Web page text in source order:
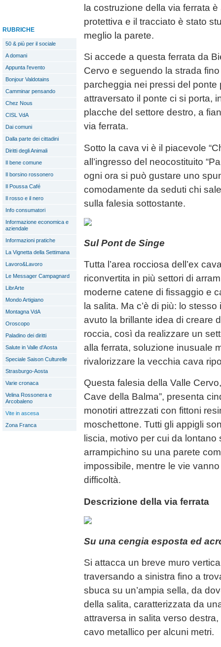
RUBRICHE
50 & più per il sociale
A domani
Appunta l'evento
Bonjour Valdotains
Camminar pensando
Chez Nous
CISL VdA
Dai comuni
Dalla parte dei cittadini
Diritti degli Animali
Il bene comune
Il borsino rossonero
Il Poussa Café
Il rosso e il nero
Info consumatori
Informazione economica e
aziendale
Informazioni pratiche
La Vignetta della Settimana
Lavoro&Lavoro
Le Messager Campagnard
LibrArte
Mondo Artigiano
Montagna VdA
Oroscopo
Paladino dei diritti
Salute in Valle d'Aosta
Speciale Saison Culturelle
Strasburgo-Aosta
Varie cronaca
Velina Rossonera e
Arcobaleno
Vite in ascesa
Zona Franca
la costruzione della via ferrata
protettiva e il tracciato è stato
meglio la parete.
Si accede a questa ferrata da
Cervo e seguendo la strada
parcheggia nei pressi del
attraversato il ponte ci si porta,
placche del settore destro, a
via ferrata.
Sotto la cava vi è il piacevole
all’ingresso del neocostituito
ogni ora si può gustare uno
comodamente da seduti chi
sulla falesia sottostante.
Sul Pont de Singe
Tutta l’area rocciosa dell’ex
riconvertita in più settori di
moderne catene di fissaggio e
la salita. Ma c’è di più: lo
avuto la brillante idea di creare
roccia, così da realizzare un
alla ferrata, soluzione inusuale
rivalorizzare la vecchia cava
Questa falesia della Valle
Cave della Balma”, presenta
monotiri attrezzati con fittoni
moschettone. Tutti gli appigli
liscia, motivo per cui da
arrampichino su una parete
impossibile, mentre le vie
difficoltà.
Descrizione della via ferrata
Su una cengia esposta ed
Si attacca un breve muro
traversando a sinistra fino a
sbuca su un’ampia sella, da
della salita, caratterizzata da
attraversa in salita verso
cavo metallico per alcuni metri.